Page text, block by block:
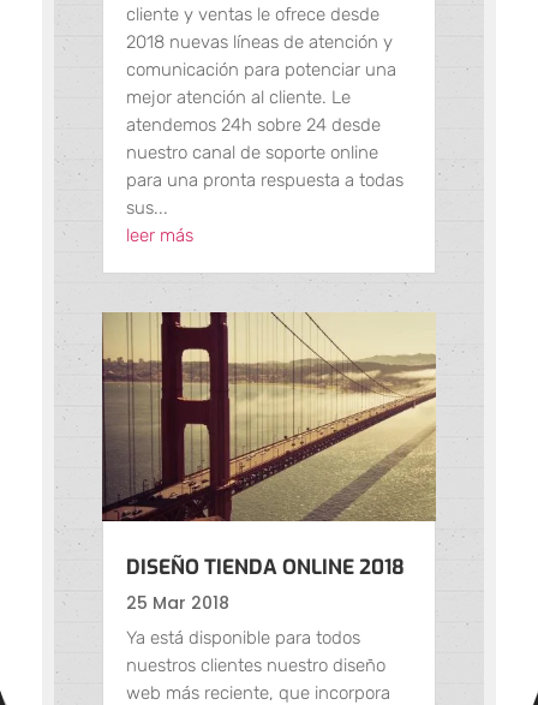
cliente y ventas le ofrece desde
2018 nuevas líneas de atención y
comunicación para potenciar una
mejor atención al cliente. Le
atendemos 24h sobre 24 desde
nuestro canal de soporte online
para una pronta respuesta a todas
sus...
leer más
DISEÑO TIENDA ONLINE 2018
25 Mar 2018
Ya está disponible para todos
nuestros clientes nuestro diseño
web más reciente, que incorpora